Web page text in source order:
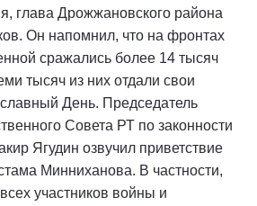
глава Дрожжановского района
Он напомнил, что на фронтах
сражались более 14 тысяч
тысяч из них отдали свои
День. Председатель
Совета РТ по законности
Ягудин озвучил приветствие
Минниханова. В частности,
участников войны и